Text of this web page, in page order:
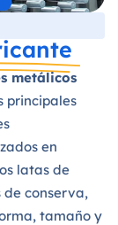
metálicos
principales
en
latas de
conserva,
tamaño y